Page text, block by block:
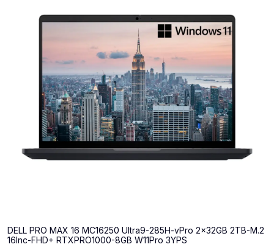
DELL PRO MAX 16 MC16250 Ultra9-285H-vPro 2x32GB 2TB-M.2
16Inc-FHD+ RTXPRO1000-8GB W11Pro 3YPS